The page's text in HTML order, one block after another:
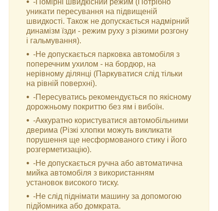
-Помірні швидкісний режим (Потрібно
уникати пересування на підвищеній
швидкості. Також не допускається надмірний
динамізм їзди - режим руху з різкими розгону
і гальмування).
-Не допускається парковка автомобіля з
поперечним ухилом - на бордюр, на
нерівному ділянці (Паркуватися слід тільки
на рівній поверхні).
-Пересуватись рекомендується по якісному
дорожньому покриттю без ям і вибоїн.
-Аккуратно користуватися автомобільними
дверима (Різкі хлопки можуть викликати
порушення ще несформованого стику і його
розгерметизацію).
-Не допускається ручна або автоматична
мийка автомобіля з використанням
установок високого тиску.
-Не слід піднімати машину за допомогою
підйомника або домкрата.